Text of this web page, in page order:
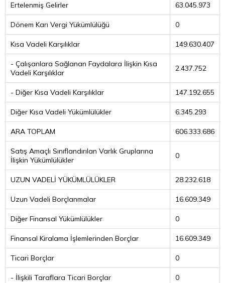
Ertelenmiş Gelirler 63.045.973
Dönem Karı Vergi Yükümlülüğü 0
Kısa Vadeli Karşılıklar 149.630.407
- Çalışanlara Sağlanan Faydalara İlişkin Kısa
Vadeli Karşılıklar
2.437.752
- Diğer Kısa Vadeli Karşılıklar 147.192.655
Diğer Kısa Vadeli Yükümlülükler 6.345.293
ARA TOPLAM 606.333.686
Satış Amaçlı Sınıflandırılan Varlık Gruplarına
İlişkin Yükümlülükler
0
UZUN VADELİ YÜKÜMLÜLÜKLER 28.232.618
Uzun Vadeli Borçlanmalar 16.609.349
Diğer Finansal Yükümlülükler 0
Finansal Kiralama İşlemlerinden Borçlar 16.609.349
Ticari Borçlar 0
- İlişkili Taraflara Ticari Borçlar 0